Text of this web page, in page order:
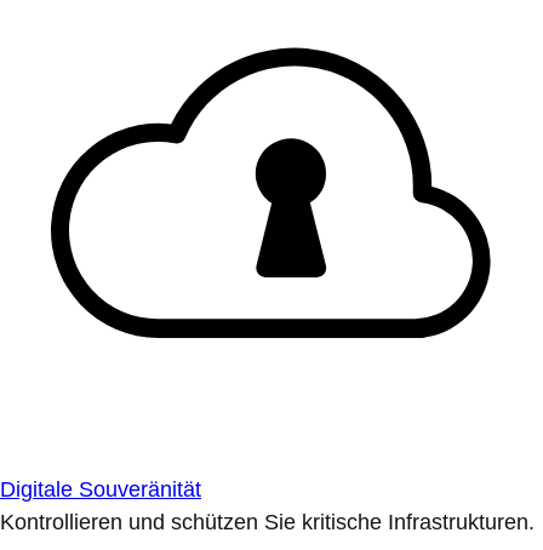
Digitale Souveränität
Kontrollieren und schützen Sie kritische Infrastrukturen.